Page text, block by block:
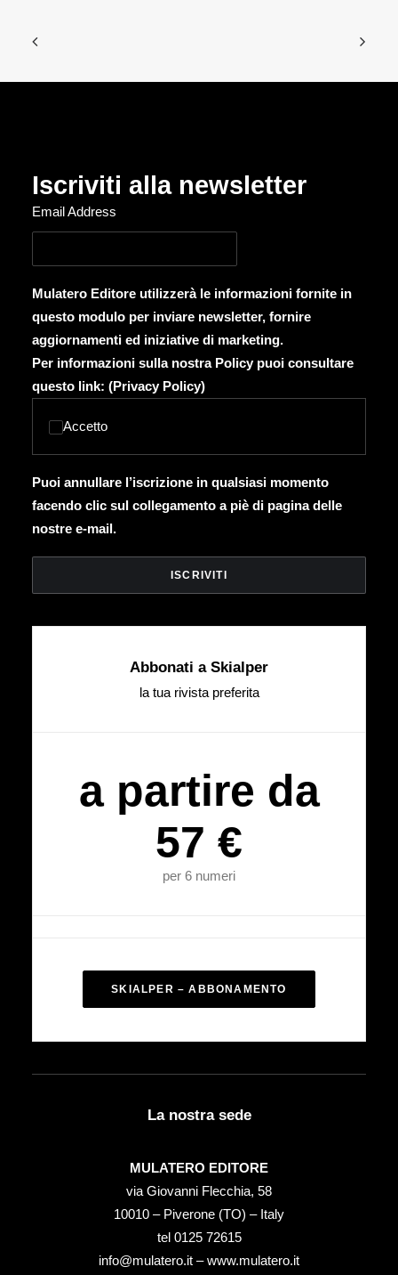
Iscriviti alla newsletter
Email Address
Mulatero Editore utilizzerà le informazioni fornite in
questo modulo per inviare newsletter, fornire
aggiornamenti ed iniziative di marketing.
Per informazioni sulla nostra Policy puoi consultare
questo link: (Privacy Policy)
Accetto
Puoi annullare l’iscrizione in qualsiasi momento
facendo clic sul collegamento a piè di pagina delle
nostre e-mail.
Abbonati a Skialper
la tua rivista preferita
a partire da
57 €
per 6 numeri
SKIALPER – ABBONAMENTO
La nostra sede
MULATERO EDITORE
via Giovanni Flecchia, 58
10010 – Piverone (TO) – Italy
tel ‭0125 72615‬
info@mulatero.it –www.mulatero.it